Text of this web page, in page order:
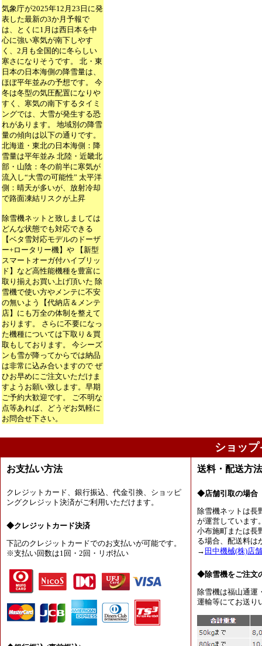
気象庁が2025年12月23日に発
表した最新の3か月予報で
は、とくに1月は西日本を中
心に強い寒気が南下しやす
く、2月も全国的に冬らしい
寒さになりそうです。 北・東
日本の日本海側の降雪量は、
ほぼ平年並みの予想です。 今
冬は冬型の気圧配置になりや
すく、寒気の南下するタイミ
ングでは、大雪が発生する恐
れがあります。 地域別の降雪
量の傾向は以下の通りです。
北海道・東北の日本海側：降
雪量は平年並み 北陸・近畿北
部・山陰：冬の前半に寒気が
流入し“大雪の可能性” 太平洋
側：晴天が多いが、放射冷却
で路面凍結リスクが上昇
除雪機ネットと致しましては
どんな状態でも対応できる
【ベタ雪対応モデルのドーザ
ー+ロータリー機】や 【新型
スマートオーガ付ハイブリッ
ド】など高性能機種を豊富に
取り揃えお買い上げ頂いた 除
雪機で使い方やメンテに不安
の無いよう【代納店＆メンテ
店】にも万全の体制を整えて
おります。 さらに不要になっ
た機種については下取り＆買
取もしております。 今シーズ
ンも雪が降ってからでは納品
は非常に込み合いますので ぜ
ひお早めにご注文いただけま
すようお願い致します。早期
ご予約大歓迎です。 ご不明な
点等あれば、どうぞお気軽に
お問合せ下さい。
ショッ
お支払い方法
クレジットカード、銀行振込、代金引換、ショッピ
ングクレジット決済がご利用いただけます。
◆クレジットカード決済
下記のクレジットカードでのお支払いが可能です。
※支払い回数は1回・2回・リボ払い
送料・配送方
◆店舗引取の場合
除雪機ネットは長
が運営しています
小布施町または長
る場合、配送料は
→ 田中機械(株)店
◆除雪機をご注文
除雪機は福山通運
運輸等にてお送り